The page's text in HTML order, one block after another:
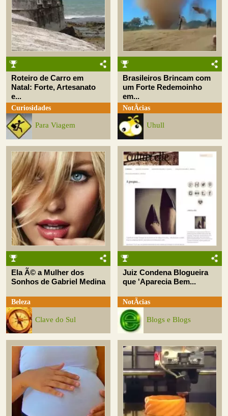
Roteiro de Carro em
Natal: Forte, Artesanato
e...
Curiosidades
Para Viagem
Brasileiros Brincam com
um Forte Redemoinho
em...
NotÃ­cias
Uhull
Ela Ã© a Mulher dos
Sonhos de Gabriel Medina
Beleza
Clave do Sul
Juiz Condena Blogueira
que 'Aparecia Bem...
NotÃ­cias
Blogs e Blogs